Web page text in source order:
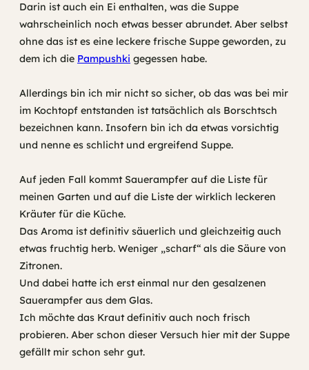
Darin ist auch ein Ei enthalten, was die Suppe
wahrscheinlich noch etwas besser abrundet. Aber selbst
ohne das ist es eine leckere frische Suppe geworden, zu
dem ich die Pampushki gegessen habe.
Allerdings bin ich mir nicht so sicher, ob das was bei mir
im Kochtopf entstanden ist tatsächlich als Borschtsch
bezeichnen kann. Insofern bin ich da etwas vorsichtig
und nenne es schlicht und ergreifend Suppe.
Auf jeden Fall kommt Sauerampfer auf die Liste für
meinen Garten und auf die Liste der wirklich leckeren
Kräuter für die Küche.
Das Aroma ist definitiv säuerlich und gleichzeitig auch
etwas fruchtig herb. Weniger „scharf“ als die Säure von
Zitronen.
Und dabei hatte ich erst einmal nur den gesalzenen
Sauerampfer aus dem Glas.
Ich möchte das Kraut definitiv auch noch frisch
probieren. Aber schon dieser Versuch hier mit der Suppe
gefällt mir schon sehr gut.